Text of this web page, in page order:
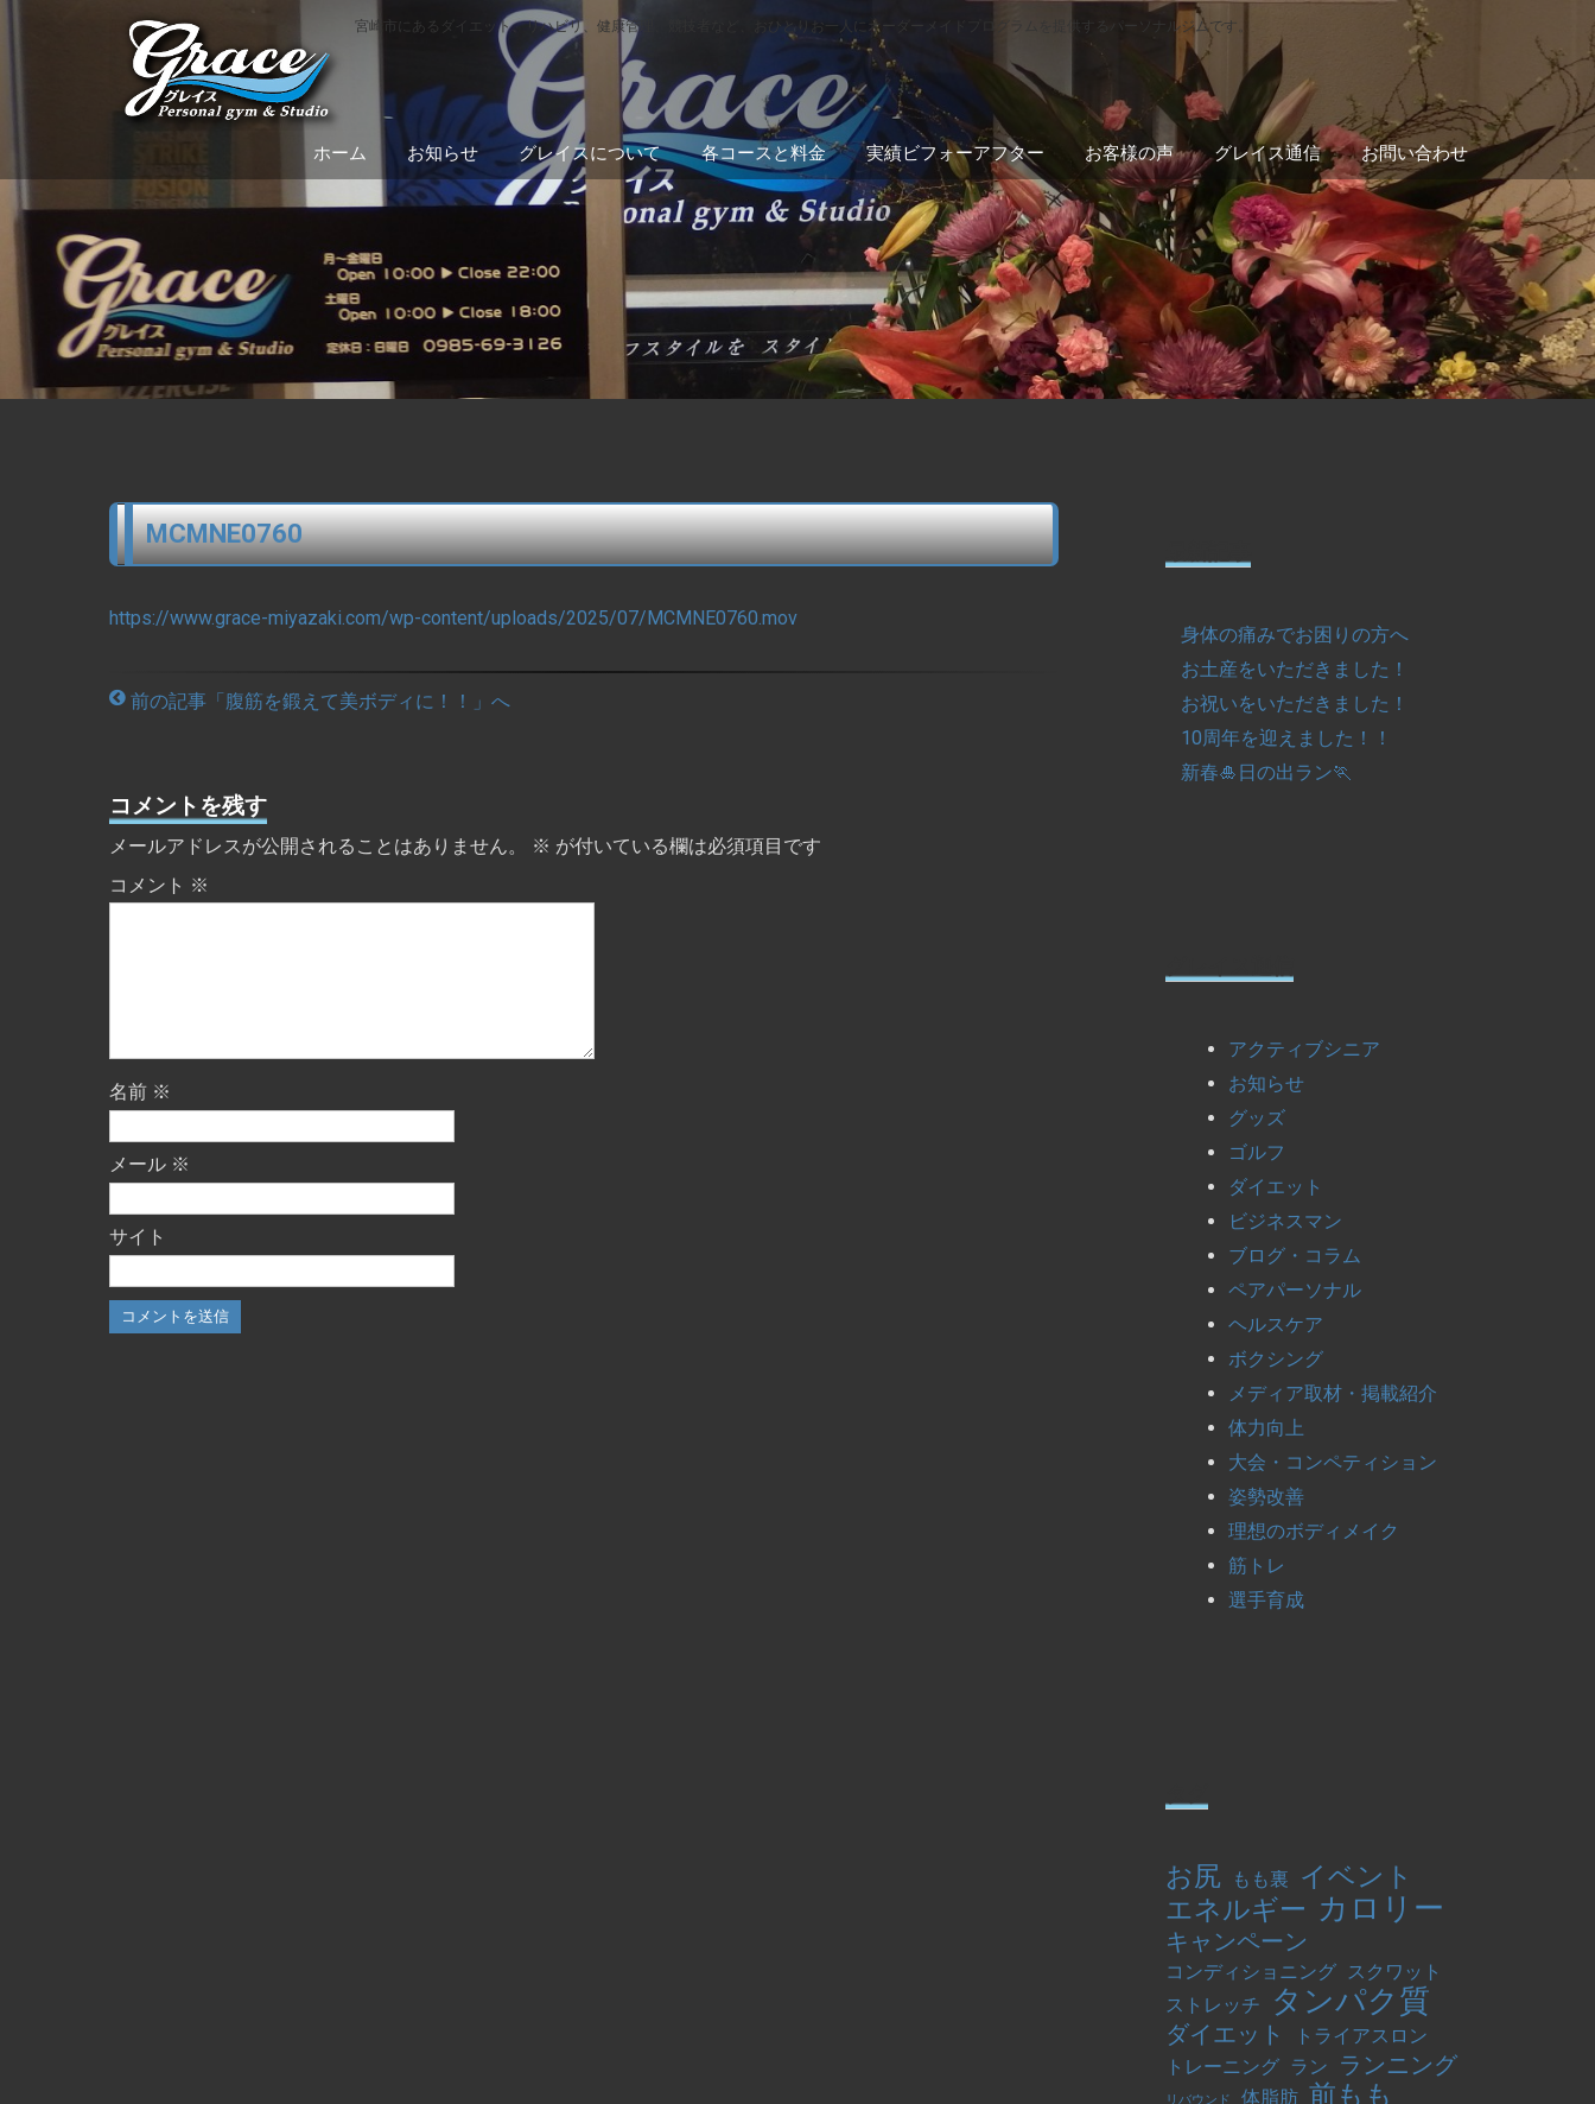
宮崎市にあるダイエット、リハビリ、健康管理、競技者など、おひとりお一人にオーダーメイドプログラムを提供するパーソナルジムです。
ホーム お知らせ グレイスについて 各コースと料金 実績ビフォーアフター お客様の声 グレイス通信 お問い合わせ
MCMNE0760
https://www.grace-miyazaki.com/wp-content/uploads/2025/07/MCMNE0760.mov
前の記事「腹筋を鍛えて美ボディに！！」へ
コメントを残す
メールアドレスが公開されることはありません。 ※ が付いている欄は必須項目です
コメント ※
名前 ※
メール ※
サイト
身体の痛みでお困りの方へ
お土産をいただきました！
お祝いをいただきました！
10周年を迎えました！！
新春🎍日の出ラン🏃
アクティブシニア
お知らせ
グッズ
ゴルフ
ダイエット
ビジネスマン
ブログ・コラム
ペアパーソナル
ヘルスケア
ボクシング
メディア取材・掲載紹介
体力向上
大会・コンペティション
姿勢改善
理想のボディメイク
筋トレ
選手育成
お尻 もも裏
イベント
エネルギー カロリー
キャンペーン
コンディショニング スクワット
ストレッチ
タンパク質
ダイエット
トライアスロン
トレーニング ラン ランニング
リバウンド 体脂肪 前もも